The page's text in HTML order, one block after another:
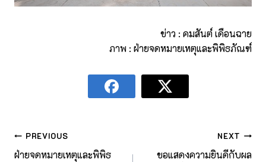
ข่าว : คมสันต์ เดือนฉาย
ภาพ : ฝ่ายจดหมายเหตุและพิพิธภัณฑ์
PREVIOUS
ฝ่ายจดหมายเหตุและพิพิธ
NEXT
ขอแสดงความยินดีกับผล